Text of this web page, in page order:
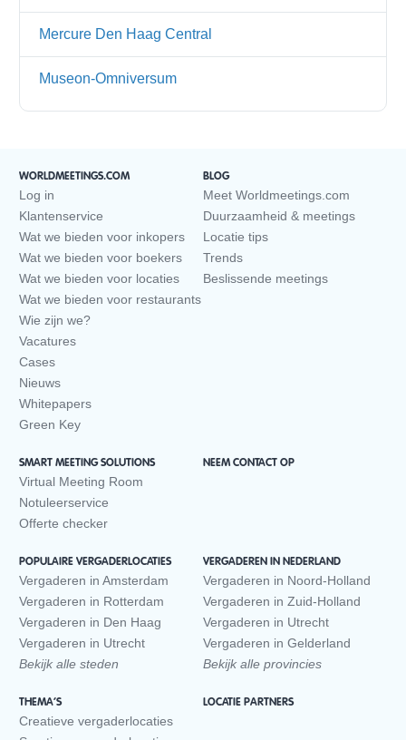
Mercure Den Haag Central
Museon-Omniversum
WORLDMEETINGS.COM
Log in
Klantenservice
Wat we bieden voor inkopers
Wat we bieden voor boekers
Wat we bieden voor locaties
Wat we bieden voor restaurants
Wie zijn we?
Vacatures
Cases
Nieuws
Whitepapers
Green Key
BLOG
Meet Worldmeetings.com
Duurzaamheid & meetings
Locatie tips
Trends
Beslissende meetings
SMART MEETING SOLUTIONS
Virtual Meeting Room
Notuleerservice
Offerte checker
NEEM CONTACT OP
POPULAIRE VERGADERLOCATIES
Vergaderen in Amsterdam
Vergaderen in Rotterdam
Vergaderen in Den Haag
Vergaderen in Utrecht
Bekijk alle steden
VERGADEREN IN NEDERLAND
Vergaderen in Noord-Holland
Vergaderen in Zuid-Holland
Vergaderen in Utrecht
Vergaderen in Gelderland
Bekijk alle provincies
THEMA’S
Creatieve vergaderlocaties
LOCATIE PARTNERS